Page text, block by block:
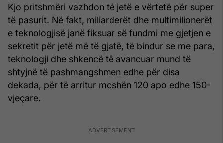
Kjo pritshmëri vazhdon të jetë e vërtetë për super
të pasurit. Në fakt, miliarderët dhe multimilionerët
e teknologjisë janë fiksuar së fundmi me gjetjen e
sekretit për jetë më të gjatë, të bindur se me para,
teknologji dhe shkencë të avancuar mund të
shtyjnë të pashmangshmen edhe për disa
dekada, për të arritur moshën 120 apo edhe 150-
vjeçare.